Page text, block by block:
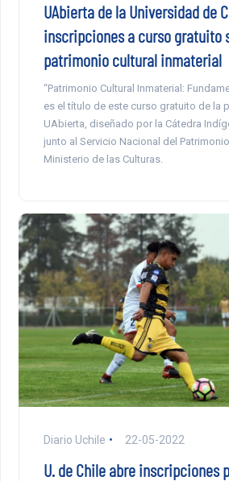
UAbierta de la Universidad de
inscripciones a curso gratuito
patrimonio cultural inmaterial
“Patrimonio Cultural Inmaterial:
es el título de este curso gratuito de la
UAbierta, diseñado por la Cátedra
junto al Servicio Nacional del Patrimonio
Ministerio de las Culturas.
Diario Uchile 22-05-2022
U. de Chile abre inscripciones